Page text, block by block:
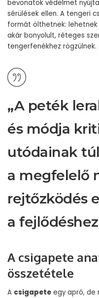
bevonatok védelmet
sérülések ellen. A tengeri
formát ölthetnek: lehetnek
akár bonyolult, réteges
tengerfenékhez rögzülnek.
„A peték
és módja
utódainak
a megfelelő
rejtőzködés
a
A csigapete
összetétele
A csigapete egy apró, de